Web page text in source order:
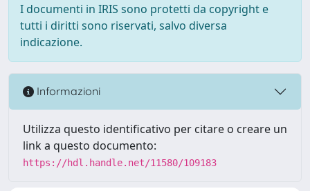
I documenti in IRIS sono protetti da copyright e
tutti i diritti sono riservati, salvo diversa
indicazione.
Informazioni
Utilizza questo identificativo per citare o creare un
link a questo documento:
https://hdl.handle.net/11580/109183